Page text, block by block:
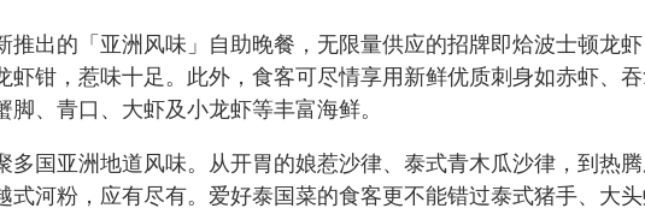
推出的「亚洲风味」自助晚餐，无限量供应的招牌即烚波士顿龙
虾钳，惹味十足。此外，食客可尽情享用新鲜优质刺身如赤虾、
、青口、大虾及小龙虾等丰富海鲜。
多国亚洲地道风味。从开胃的娘惹沙律、泰式青木瓜沙律，到热
式河粉，应有尽有。爱好泰国菜的食客更不能错过泰式猪手、大